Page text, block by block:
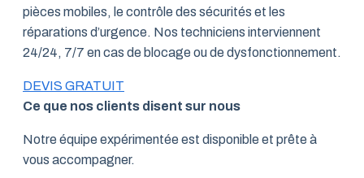
pièces mobiles, le contrôle des sécurités et les
réparations d’urgence. Nos techniciens interviennent
24/24, 7/7 en cas de blocage ou de dysfonctionnement.
DEVIS GRATUIT
Ce que nos clients disent sur nous
Notre équipe expérimentée est disponible et prête à
vous accompagner.